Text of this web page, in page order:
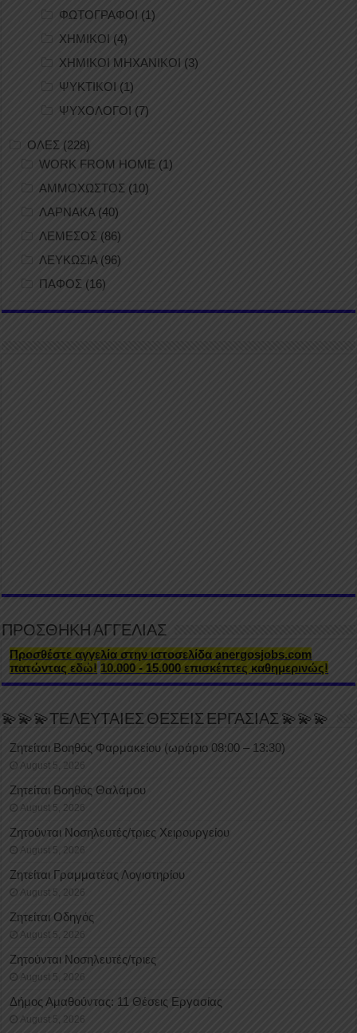
ΦΩΤΟΓΡΑΦΟΙ (1)
ΧΗΜΙΚΟΙ (4)
ΧΗΜΙΚΟΙ ΜΗΧΑΝΙΚΟΙ (3)
ΨΥΚΤΙΚΟΙ (1)
ΨΥΧΟΛΟΓΟΙ (7)
ΟΛΕΣ (228)
WORK FROM HOME (1)
ΑΜΜΟΧΩΣΤΟΣ (10)
ΛΑΡΝΑΚΑ(40)
ΛΕΜΕΣΟΣ (86)
ΛΕΥΚΩΣΙΑ (96)
ΠΑΦΟΣ (16)
ΠΡΟΣΘΗΚΗ ΑΓΓΕΛΙΑΣ
Προσθέστε αγγελία στην ιστοσελίδα anergosjobs.com
πατώντας εδώ! 10.000 - 15.000 επισκέπτες καθημερινώς!
💫💫💫ΤΕΛΕΥΤΑΙΕΣ ΘΕΣΕΙΣ ΕΡΓΑΣΙΑΣ 💫💫💫
Ζητείται Βοηθός Φαρμακείου (ωράριο 08:00 – 13:30)
August 5, 2026
Ζητείται Βοηθός Θαλάμου
August 5, 2026
Ζητούνται Νοσηλευτές/τριες Χειρουργείου
August 5, 2026
Ζητείται Γραμματέας Λογιστηρίου
August 5, 2026
Ζητείται Οδηγός
August 5, 2026
Ζητούνται Νοσηλευτές/τριες
August 5, 2026
Δήμος Αμαθούντας: 11 Θέσεις Εργασίας
August 5, 2026